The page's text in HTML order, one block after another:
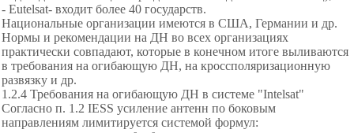
- Eutelsat- входит более 40 государств.
Национальные организации имеются в США, Германии и др.
Нормы и рекомендации на ДН во всех организациях
практически совпадают, которые в конечном итоге выливаются
в требования на огибающую ДН, на кроссполяризационную
развязку и др.
1.2.4 Требования на огибающую ДН в системе "Intelsat"
Согласно п. 1.2 IESS усиление антенн по боковым
направлениям лимитируется системой формул: